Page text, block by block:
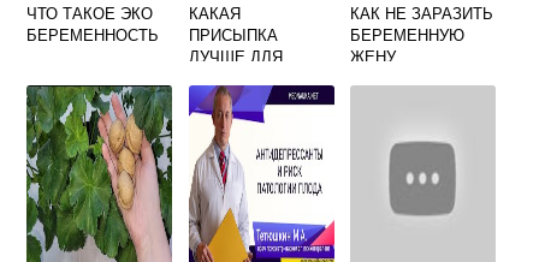
ЧТО ТАКОЕ ЭКО
БЕРЕМЕННОСТЬ
КАКАЯ
ПРИСЫПКА
ЛУЧШЕ ДЛЯ
Х - РЕЙТИНГ
САМЫХ
ПОПУЛЯРНЫХ
ПРИСЫПОК
КАК НЕ ЗАРАЗИТЬ
БЕРЕМЕННУЮ
ЖЕНУ